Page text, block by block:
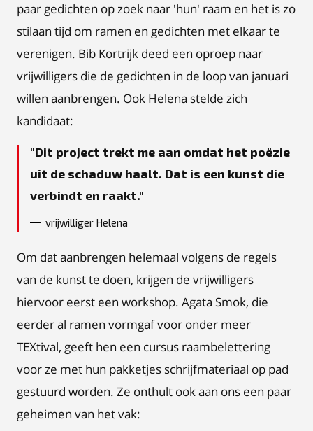
paar gedichten op zoek naar 'hun' raam en het is zo
stilaan tijd om ramen en gedichten met elkaar te
verenigen. Bib Kortrijk deed een oproep naar
vrijwilligers die de gedichten in de loop van januari
willen aanbrengen. Ook Helena stelde zich
kandidaat:
Dit project trekt me aan omdat het poëzie
uit de schaduw haalt. Dat is een kunst die
verbindt en raakt.
vrijwilliger Helena
Om dat aanbrengen helemaal volgens de regels
van de kunst te doen, krijgen de vrijwilligers
hiervoor eerst een workshop. Agata Smok, die
eerder al ramen vormgaf voor onder meer
TEXtival, geeft hen een cursus raambelettering
voor ze met hun pakketjes schrijfmateriaal op pad
gestuurd worden. Ze onthult ook aan ons een paar
geheimen van het vak: